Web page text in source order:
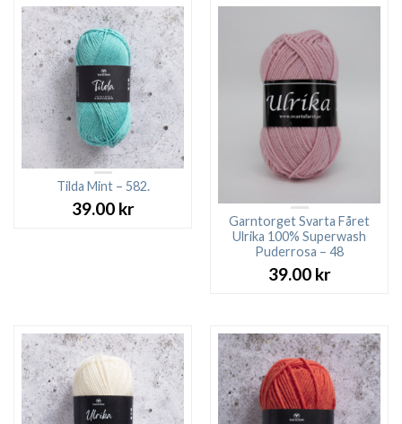
Tilda Mint – 582.
39.00 kr
Garntorget Svarta Fåret
Ulrika 100% Superwash
Puderrosa – 48
39.00 kr